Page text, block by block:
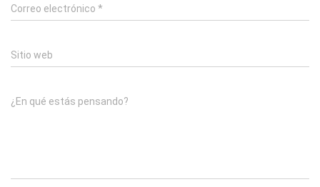
Correo electrónico *
Sitio web
¿En qué estás pensando?